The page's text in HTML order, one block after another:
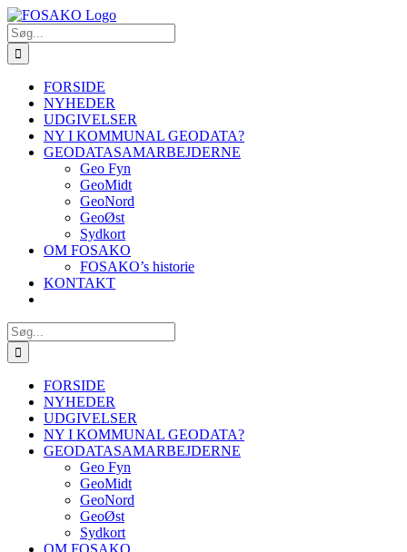
Skip
to
content
Søg
efter:
FORSIDE
NYHEDER
UDGIVELSER
NY I KOMMUNAL GEODATA?
GEODATASAMARBEJDERNE
Geo Fyn
GeoMidt
GeoNord
GeoØst
Sydkort
OM FOSAKO
FOSAKO’s historie
KONTAKT
Søg
efter:
FORSIDE
NYHEDER
UDGIVELSER
NY I KOMMUNAL GEODATA?
GEODATASAMARBEJDERNE
Geo Fyn
GeoMidt
GeoNord
GeoØst
Sydkort
OM FOSAKO